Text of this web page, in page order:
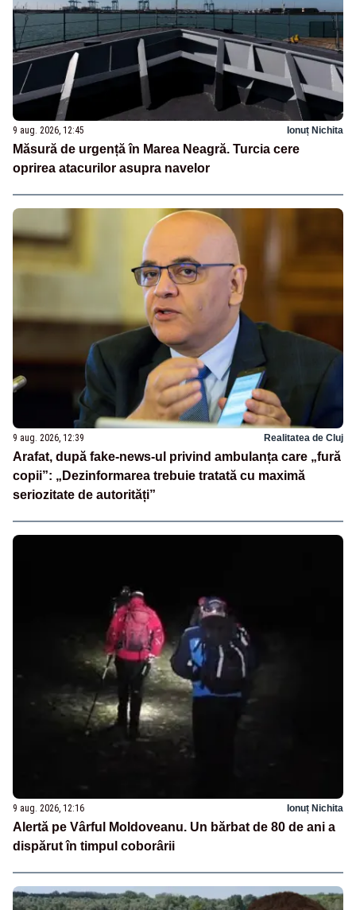
9 aug. 2026, 12:45 Ionuț Nichita
Măsură de urgență în Marea Neagră. Turcia cere
oprirea atacurilor asupra navelor
9 aug. 2026, 12:39 Realitatea de Cluj
Arafat, după fake-news-ul privind ambulanța care „fură
copii”: „Dezinformarea trebuie tratată cu maximă
seriozitate de autorități”
9 aug. 2026, 12:16 Ionuț Nichita
Alertă pe Vârful Moldoveanu. Un bărbat de 80 de ani a
dispărut în timpul coborârii